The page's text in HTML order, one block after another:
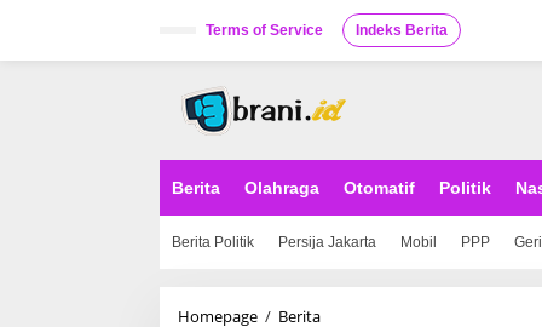
Terms of Service Indeks Berita
Berita Olahraga Otomatif Politik
Berita Politik Persija Jakarta Mobil PPP
Homepage / Berita